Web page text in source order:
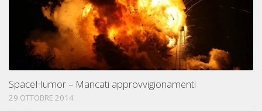
SpaceHumor – Mancati approvvigionamenti
29 OTTOBRE 2014